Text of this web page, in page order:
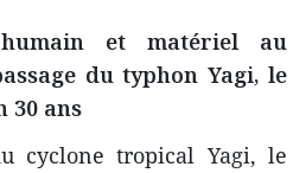
et matériel au
du typhon Yagi, le
30 ans
cyclone tropical Yagi, le